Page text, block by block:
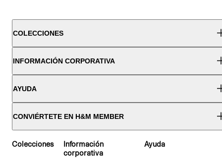
COLECCIONES
INFORMACIÓN CORPORATIVA
AYUDA
CONVIÉRTETE EN H&M MEMBER
Colecciones
Información
corporativa
Ayuda